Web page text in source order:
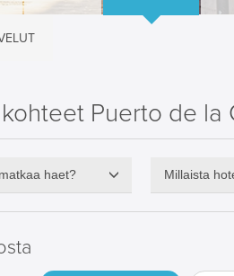
Puerto de la
haet? Millaista